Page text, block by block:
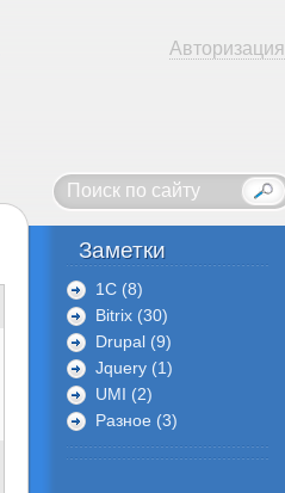
Авторизация
Заметки
1C (8)
Bitrix (30)
Drupal (9)
Jquery (1)
UMI (2)
Разное (3)